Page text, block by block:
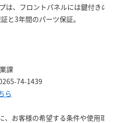
は、フロントパネルには鍵付きの
と3年間のパーツ保証。
課
74-1439
ら
、お客様の希望する条件や使用環